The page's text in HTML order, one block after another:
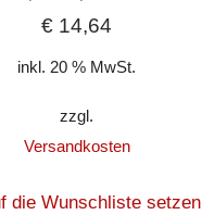
€ 14,64
inkl. 20 % MwSt.
zzgl.
Versandkosten
die Wunschliste setzen